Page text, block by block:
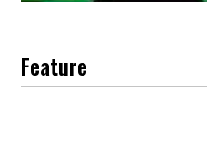
Feature